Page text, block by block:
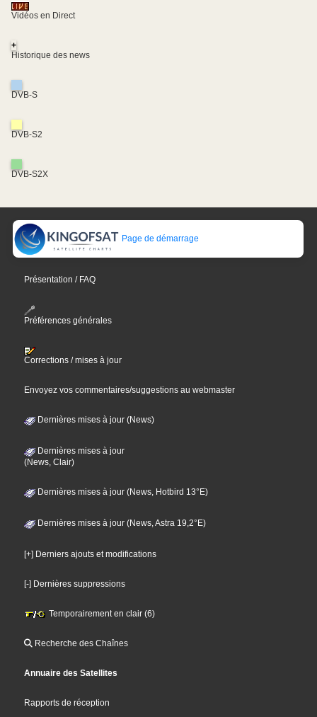
Vidéos en Direct
+
Historique des news
DVB-S
DVB-S2
DVB-S2X
Page de démarrage
Présentation / FAQ
Préférences générales
Corrections / mises à jour
Envoyez vos commentaires/suggestions au webmaster
Dernières mises à jour (News)
Dernières mises à jour
(News, Clair)
Dernières mises à jour (News, Hotbird 13°E)
Dernières mises à jour (News, Astra 19,2°E)
[+] Derniers ajouts et modifications
[-] Dernières suppressions
Temporairement en clair (6)
Recherche des Chaînes
Annuaire des Satellites
Rapports de réception